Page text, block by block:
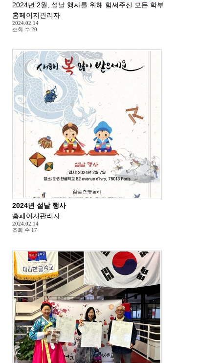
2024년 2월, 설날 행사를 위해 힘써주신 모든 학부모님들께 감사드
홈페이지관리자
2024.02.14
조회 수 20
2024년 설날 행사
홈페이지관리자
2024.02.14
조회 수 17